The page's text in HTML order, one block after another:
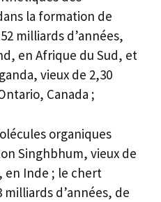
la formation de
milliards d’années,
en Afrique du Sud, et
vieux de 2,30
Canada ;
organiques
Singhbhum, vieux de
en Inde ; le chert
milliards d’années, de